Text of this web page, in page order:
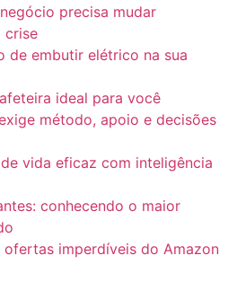
precisa mudar
crise
de embutir elétrico na sua
ideal para você
método, apoio e decisões
vida eficaz com inteligência
conhecendo o maior
ofertas imperdíveis do Amazon